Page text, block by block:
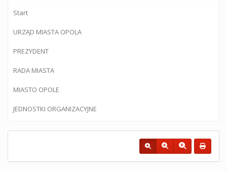
Start
URZĄD MIASTA OPOLA
PREZYDENT
RADA MIASTA
MIASTO OPOLE
JEDNOSTKI ORGANIZACYJNE